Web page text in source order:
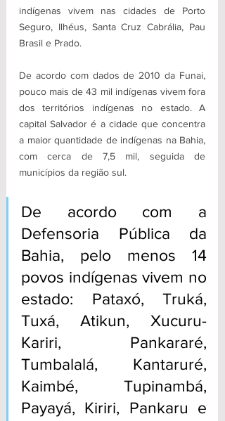
indígenas vivem nas cidades de Porto
Seguro, Ilhéus, Santa Cruz Cabrália, Pau
Brasil e Prado.
De acordo com dados de 2010 da Funai,
pouco mais de 43 mil indígenas vivem fora
dos territórios indígenas no estado. A
capital Salvador é a cidade que concentra
a maior quantidade de indígenas na Bahia,
com cerca de 7,5 mil, seguida de
municípios da região sul.
De acordo com a
Defensoria Pública da
Bahia, pelo menos 14
povos indígenas vivem no
estado: Pataxó, Truká,
Tuxá, Atikun, Xucuru-
Kariri, Pankararé,
Tumbalalá, Kantaruré,
Kaimbé, Tupinambá,
Payayá, Kiriri, Pankaru e